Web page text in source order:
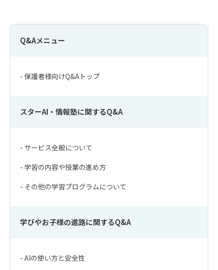
Q&Aメニュー
- 保護者様向けQ&Aトップ
スターAI・情報塾に関するQ&A
- サービス全般について
- 学習の内容や授業の進め方
- その他の学習プログラムについて
学びやお子様の進路に関するQ&A
- AIの使い方と安全性